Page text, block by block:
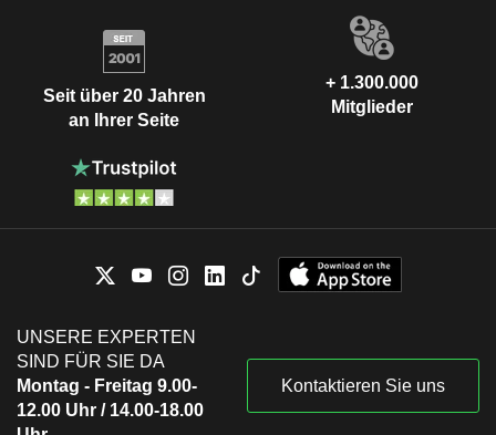
Seit über 20 Jahren
an Ihrer Seite
+ 1.300.000
Mitglieder
UNSERE EXPERTEN
SIND FÜR SIE DA
Montag - Freitag 9.00-
12.00 Uhr / 14.00-18.00
Kontaktieren Sie uns